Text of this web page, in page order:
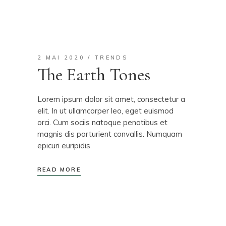
2 MAI 2020 TRENDS
The Earth Tones
Lorem ipsum dolor sit amet, consectetur a
elit. In ut ullamcorper leo, eget euismod
orci. Cum sociis natoque penatibus et
magnis dis parturient convallis. Numquam
epicuri euripidis
READ MORE